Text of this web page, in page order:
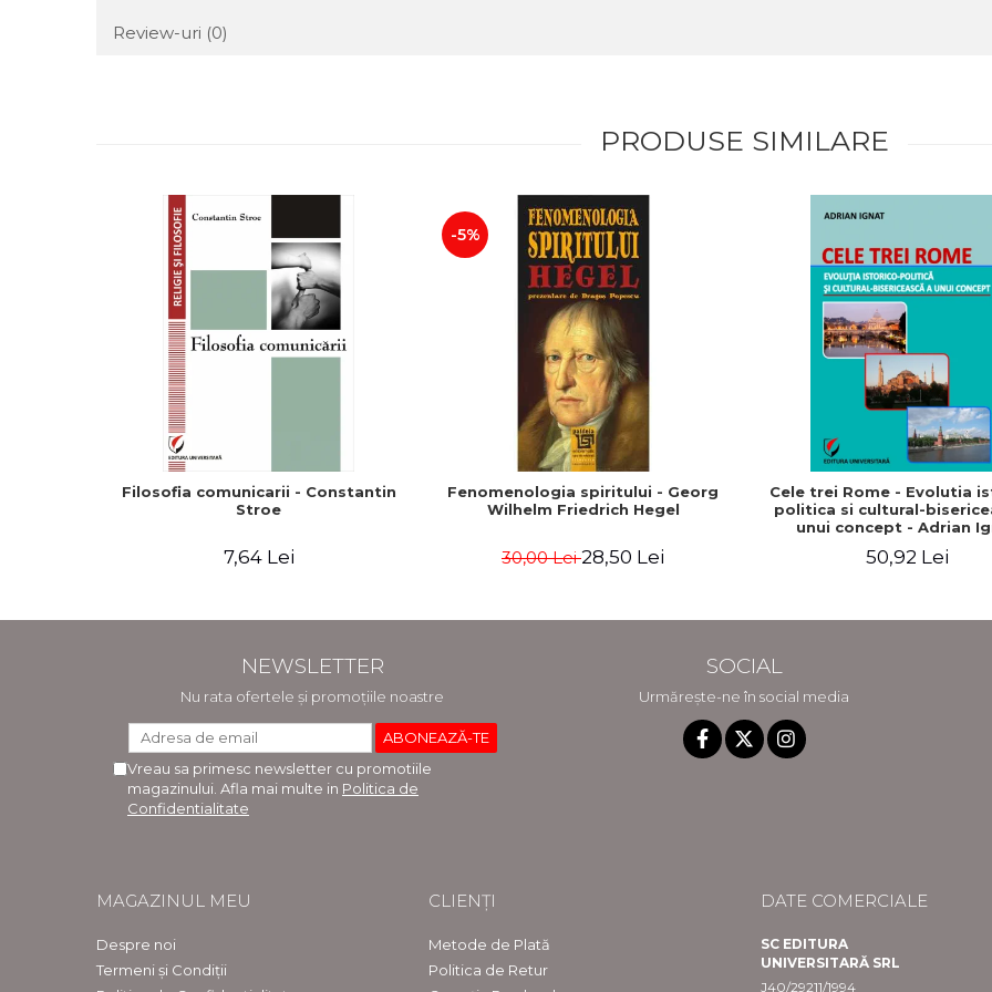
Review-uri (0)
PRODUSE SIMILARE
Filosofia comunicarii - Constantin
Stroe
7,64 Lei
-5%
Fenomenologia spiritului - Georg
Wilhelm Friedrich Hegel
30,00 Lei28,50 Lei
Cele trei Rome - Evolutia
politica si cultural-
unui concept - Adrian
50,92 Lei
NEWSLETTER
Nu rata ofertele și promoțiile noastre
Vreau sa primesc newsletter cu promotiile
magazinului. Afla mai multe in Politica de
Confidentialitate
SOCIAL
Urmărește-ne în social media
MAGAZINUL MEU
Despre noi
Termeni și Condiții
CLIENȚI
Metode de Plată
Politica de Retur
DATE COMERCIALE
SC EDITURA
UNIVERSITARĂ SRL
J40/29211/1994